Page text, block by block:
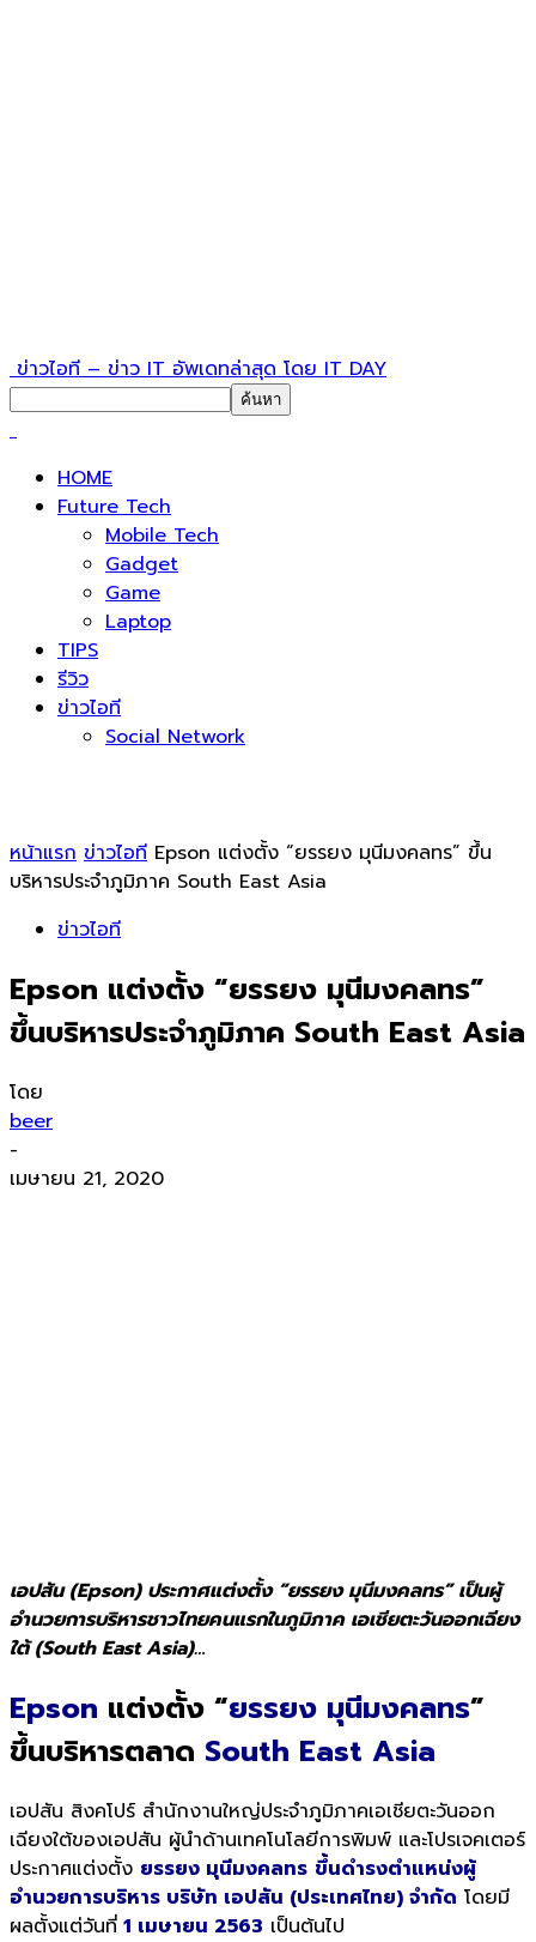
ข่าวไอที – ข่าว IT อัพเดทล่าสุด โดย IT DAY
HOME
Future Tech
Mobile Tech
Gadget
Game
Laptop
TIPS
รีวิว
ข่าวไอที
Social Network
หน้าแรก ข่าวไอที Epson แต่งตั้ง “ยรรยง มุนีมงคลทร” ขึ้น
บริหารประจำภูมิภาค South East Asia
ข่าวไอที
Epson แต่งตั้ง “ยรรยง มุนีมงคลทร”
ขึ้นบริหารประจำภูมิภาค South East Asia
โดย
beer
-
เมษายน 21, 2020
เอปสัน (Epson) ประกาศแต่งตั้ง “ยรรยง มุนีมงคลทร” เป็นผู้
อำนวยการบริหารชาวไทยคนแรกในภูมิภาค เอเชียตะวันออกเฉียง
ใต้ (South East Asia)…
Epson แต่งตั้ง “ยรรยง มุนีมงคลทร”
ขึ้นบริหารตลาด South East Asia
เอปสัน สิงคโปร์ สำนักงานใหญ่ประจำภูมิภาคเอเชียตะวันออก
เฉียงใต้ของเอปสัน ผู้นำด้านเทคโนโลยีการพิมพ์ และโปรเจคเตอร์
ประกาศแต่งตั้ง ยรรยง มุนีมงคลทร ขึ้นดำรงตำแหน่งผู้
อำนวยการบริหาร บริษัท เอปสัน (ประเทศไทย) จำกัด โดยมี
ผลตั้งแต่วันที่ 1 เมษายน 2563 เป็นต้นไป